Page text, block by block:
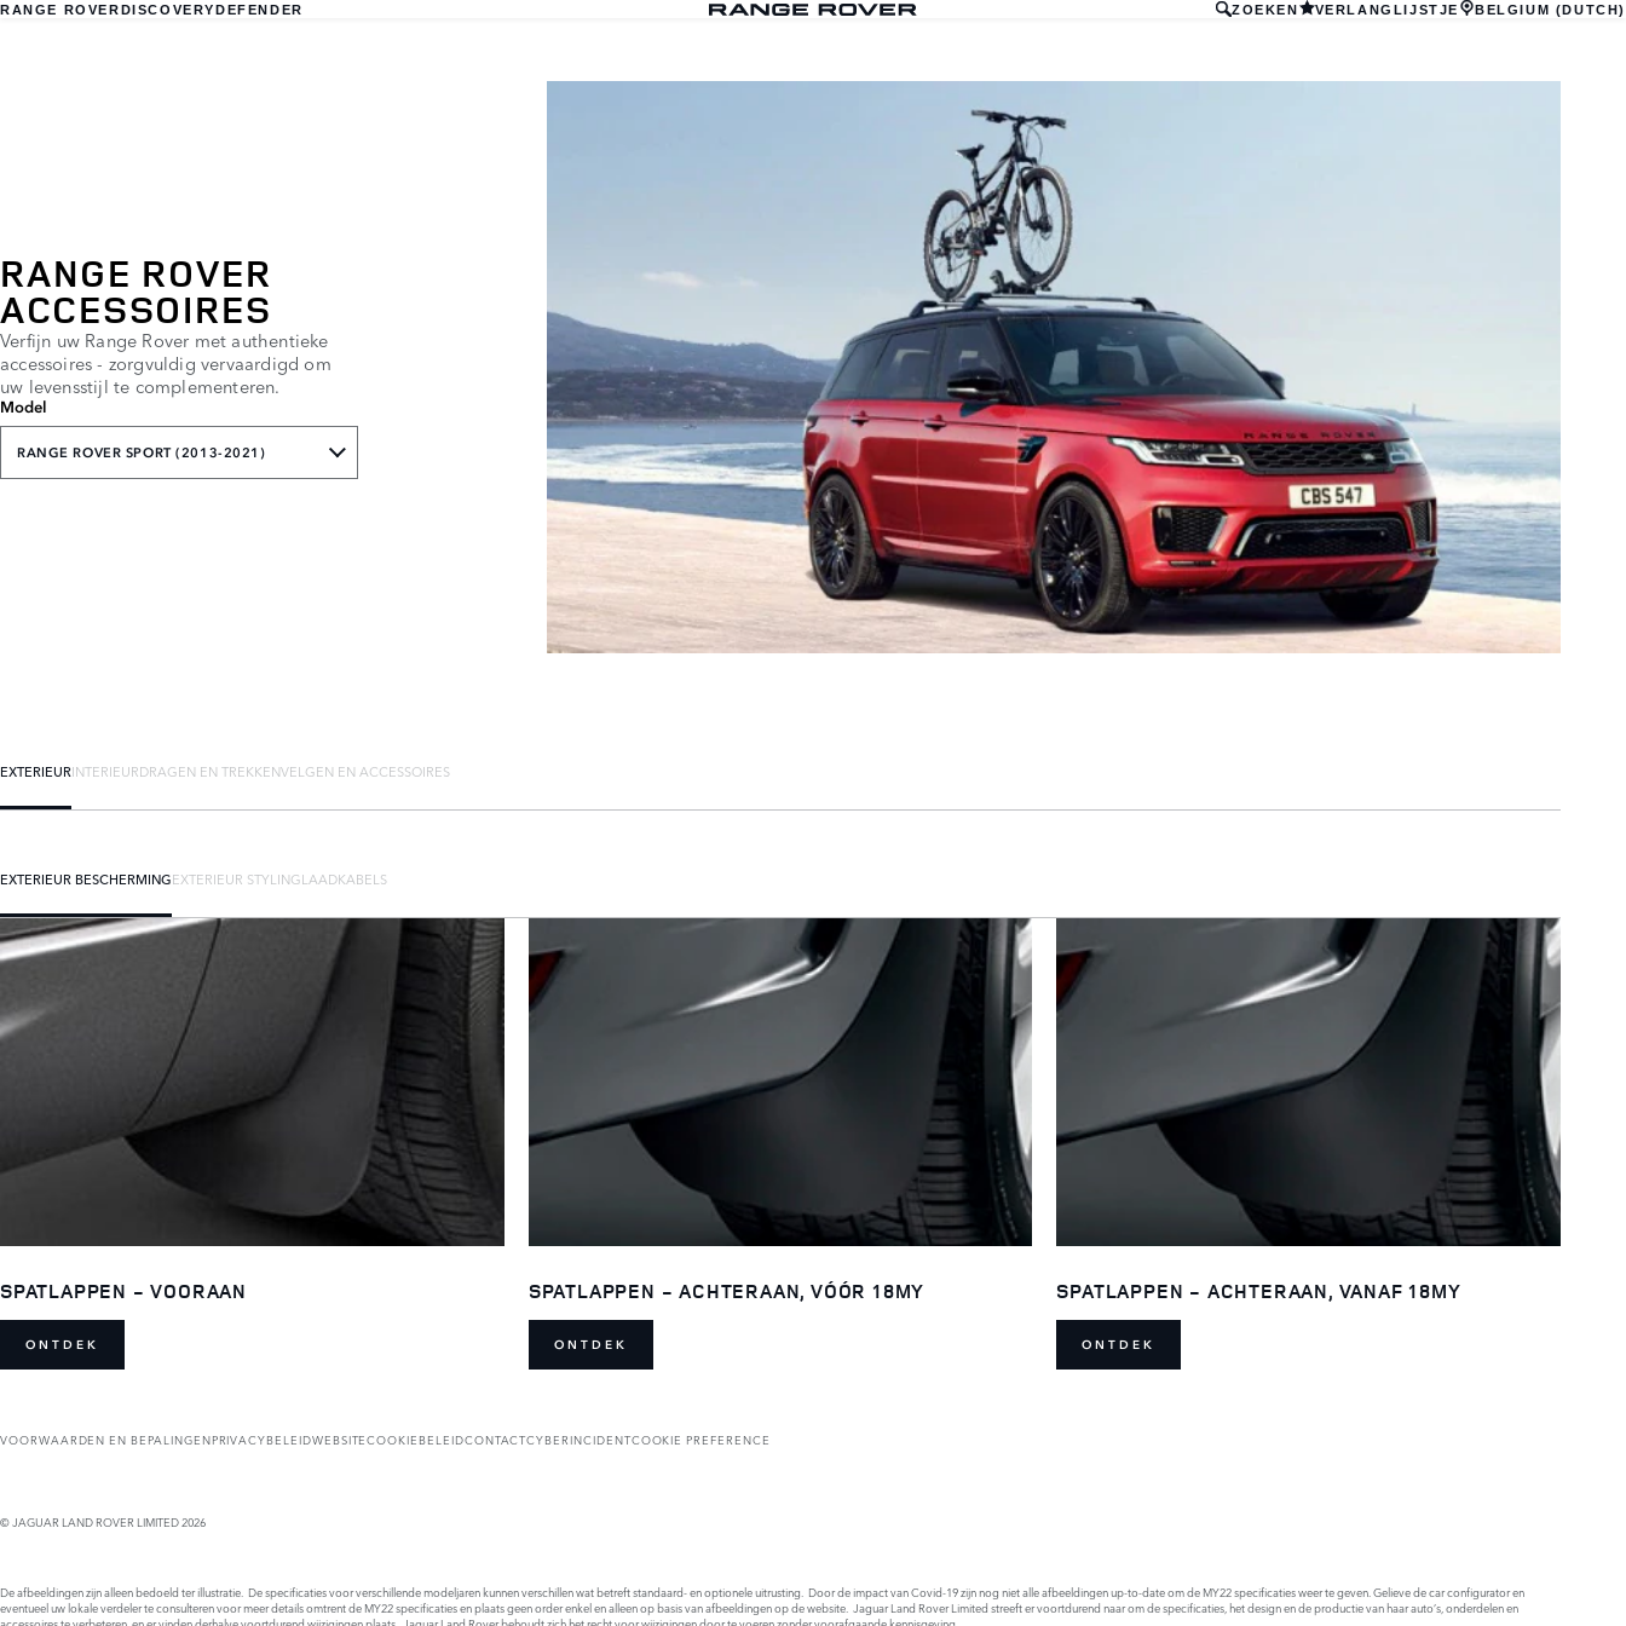
RANGE ROVERDISCOVERYDEFENDER ZOEKEN VERLANGLIJSTJE BELGIUM (DUTCH)
RANGE ROVER
ACCESSOIRES
Verfijn uw Range Rover met authentieke
accessoires - zorgvuldig vervaardigd om
uw levensstijl te complementeren.
Model
RANGE ROVER SPORT (2013-2021)
EXTERIEURINTERIEURDRAGEN EN TREKKENVELGEN EN ACCESSOIRES
EXTERIEUR BESCHERMINGEXTERIEUR STYLINGLAADKABELS
SPATLAPPEN - VOORAAN
ONTDEK
SPATLAPPEN - ACHTERAAN, VÓÓR 18MY
ONTDEK
SPATLAPPEN - ACHTERAAN, VANAF 18MY
ONTDEK
VOORWAARDEN EN BEPALINGENPRIVACYBELEIDWEBSITECOOKIEBELEIDCONTACTCYBERINCIDENTCOOKIE PREFERENCE
© JAGUAR LAND ROVER LIMITED 2026
De afbeeldingen zijn alleen bedoeld ter illustratie. De specificaties voor verschillende modeljaren kunnen verschillen wat betreft standaard- en optionele uitrusting. Door de impact van Covid-19 zijn nog niet alle afbeeldingen up-to-date om de MY22 specificaties weer te geven. Gelieve de car configurator en
eventueel uw lokale verdeler te consulteren voor meer details omtrent de MY22 specificaties en plaats geen order enkel en alleen op basis van afbeeldingen op de website. Jaguar Land Rover Limited streeft er voortdurend naar om de specificaties, het design en de productie van haar auto’s, onderdelen en